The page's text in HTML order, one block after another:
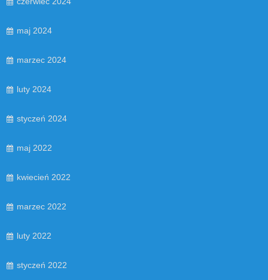
maj 2024
marzec 2024
luty 2024
styczeń 2024
maj 2022
kwiecień 2022
marzec 2022
luty 2022
styczeń 2022